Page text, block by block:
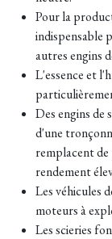
Pour la
indispensable
autres engins
L'essence et
Des engins de
d'une
remplacent
rendement
Les véhicules
moteurs à
Les scieries